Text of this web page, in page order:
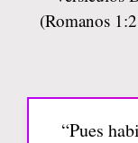
“Pues